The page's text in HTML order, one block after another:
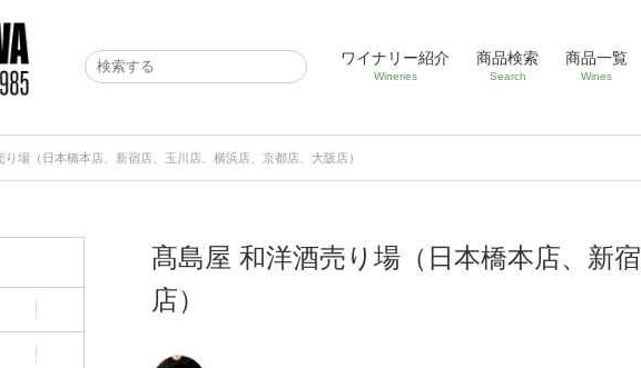
ワイナリー紹介
Wineries
商品検索
Search
商品一覧
Wines
り場（日本橋本店、新宿店、玉川店、横浜店、京都店、大阪店）
髙島屋 和洋酒売り場（日本橋本店、新
店）